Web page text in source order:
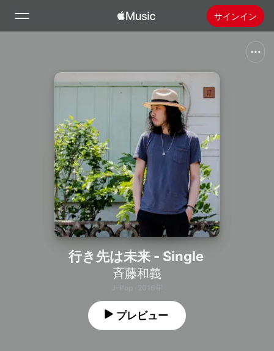
サインイン
ホーム
新着おすすめ
ラジオ
Apple Musicをインストール
行き先は未来 - Single
斉藤和義
プレビュー